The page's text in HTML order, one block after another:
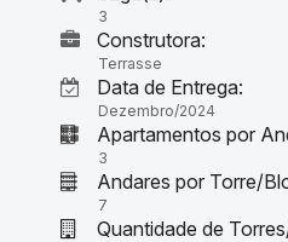
3
Construtora:
Terrasse
Data de Entrega:
Dezembro/2024
Apartamentos por
3
Andares por Torre/
7
Quantidade de